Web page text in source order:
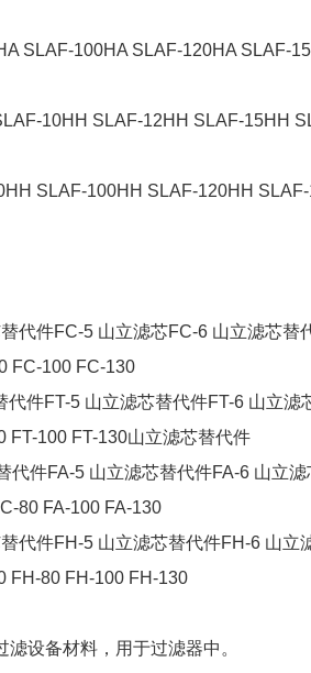
SLAF-100HA SLAF-120HA SLAF-
10HH SLAF-12HH SLAF-15HH
SLAF-100HH SLAF-120HH
代件FC-5 山立滤芯FC-6 山立滤芯替
FC-100 FC-130
件FT-5 山立滤芯替代件FT-6 山立滤
FT-100 FT-130山立滤芯替代件
代件FA-5 山立滤芯替代件FA-6 山立滤
80 FA-100 FA-130
代件FH-5 山立滤芯替代件FH-6 山立
FH-80 FH-100 FH-130
设备材料，用于过滤器中。